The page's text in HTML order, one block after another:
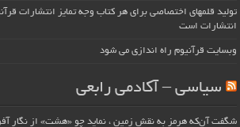
تولید قلمهای اختصاصی برای هر کتاب وجه تمایز انتشارات
انتشارات است
وبسایت قرآنیوم راه اندازی می شود
سیاسی – آکادمی رابعی
شگفت آن‌که هرمز به نقش زمین ، نماید چو «هشت» از نگار